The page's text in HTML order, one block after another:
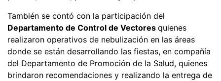
También se contó con la participación del
Departamento de Control de Vectores quienes
realizaron operativos de nebulización en las áreas
donde se están desarrollando las fiestas, en compañía
del Departamento de Promoción de la Salud, quienes
brindaron recomendaciones y realizando la entrega de